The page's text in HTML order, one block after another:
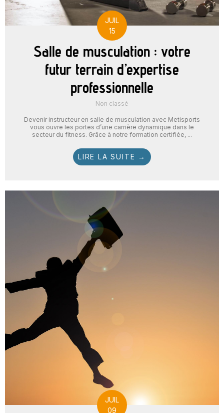
JUIL
15
Salle de musculation : votre
futur terrain d’expertise
professionnelle
Non classé
Devenir instructeur en salle de musculation avec Metisports
vous ouvre les portes d’une carrière dynamique dans le
secteur du fitness. Grâce à notre formation certifiée, ...
LIRE LA SUITE →
JUIL
09